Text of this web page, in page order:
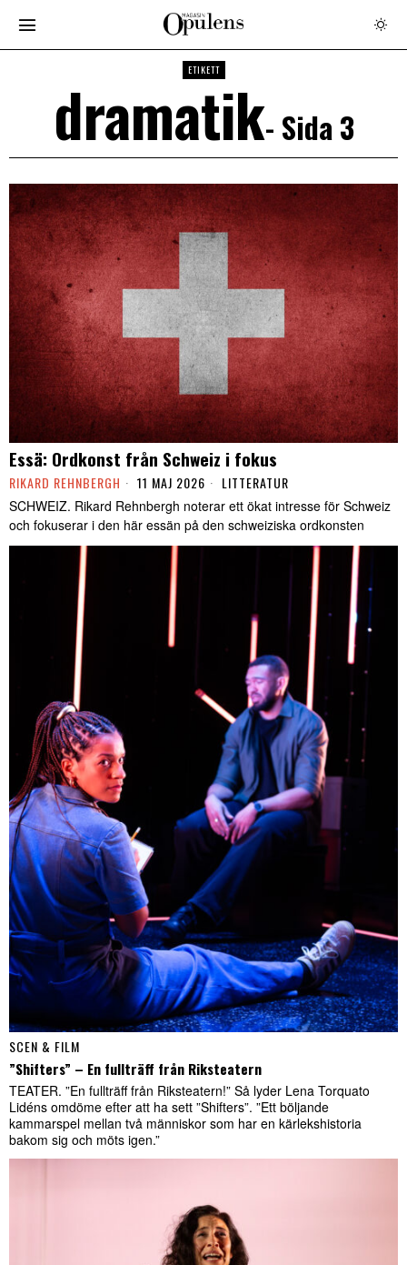
ETIKETT
dramatik- Sida 3
Essä: Ordkonst från Schweiz i fokus
RIKARD REHNBERGH 11 MAJ 2026 LITTERATUR
SCHWEIZ. Rikard Rehnbergh noterar ett ökat intresse för Schweiz
och fokuserar i den här essän på den schweiziska ordkonsten
SCEN & FILM
”Shifters” – En fullträff från Riksteatern
TEATER. ”En fullträff från Riksteatern!” Så lyder Lena Torquato
Lidéns omdöme efter att ha sett ”Shifters”. ”Ett böljande
kammarspel mellan två människor som har en kärlekshistoria
bakom sig och möts igen.”